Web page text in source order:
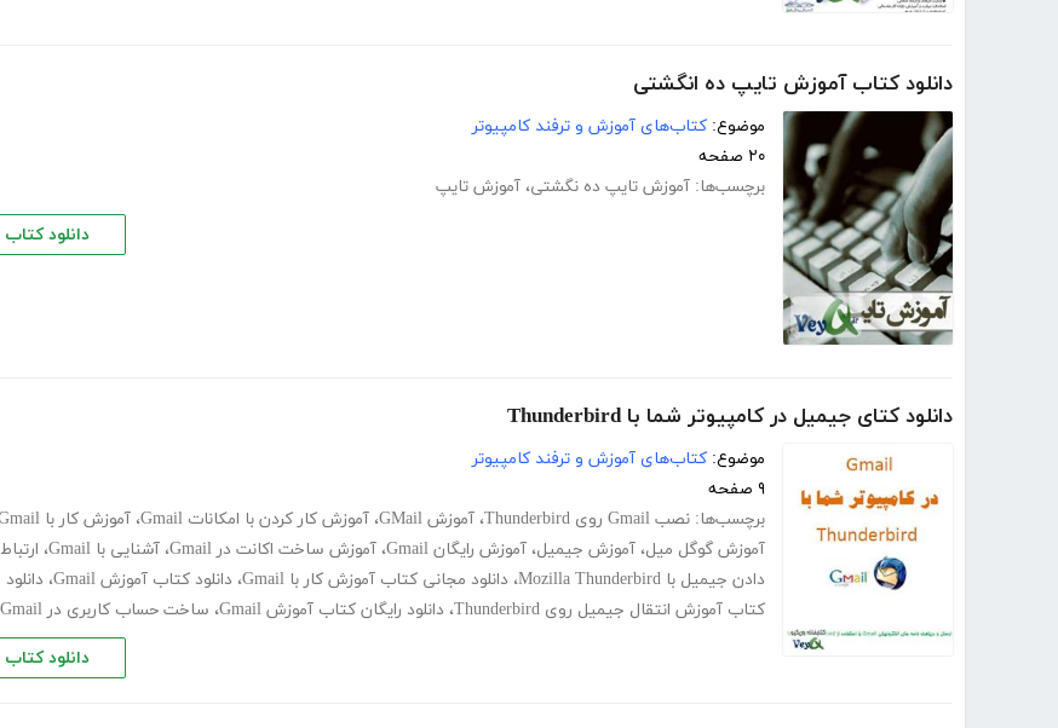
دانلود کتاب آموزش تایپ ده انگشتی
موضوع: کتاب‌های آموزش و ترفند کامپیوتر
۲۰ صفحه
برچسب‌ها: آموزش تایپ ده‌ نگشتی، آموزش تایپ
دانلود کتاب
دانلود کتای جیمیل در کامپیوتر شما با Thunderbird
موضوع: کتاب‌های آموزش و ترفند کامپیوتر
۹ صفحه
برچسب‌ها: نصب Gmail روی Thunderbird ، آموزش GMail ، آموزش کار کردن با امکانات Gmail ، آموزش کار با Gmail
آموزش گوگل میل، آموزش جیمیل، آموزش رایگان Gmail ، آموزش ساخت اکانت در Gmail ، آشنایی با Gmail ، ارتباط
دادن جیمیل با Mozilla Thunderbird
، دانلود مجانی کتاب آموزش کار با Gmail ، دانلود کتاب آموزش Gmail ، دانلود
کتاب آموزش انتقال جیمیل روی Thunderbird
، دانلود رایگان کتاب آموزش Gmail ، ساخت حساب کاربری در Gmail
دانلود کتاب